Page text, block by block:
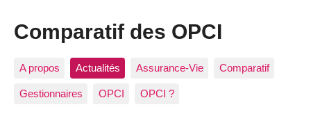
Comparatif des OPCI
A propos Actualités Assurance-Vie Comparatif
Gestionnaires OPCI OPCI ?